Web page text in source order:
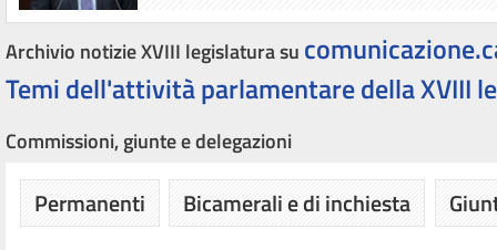
Archivio notizie XVIII legislatura su
Temi dell'attività parlamentare della XVIII
Commissioni, giunte e delegazioni
Permanenti Bicamerali e di inchiesta